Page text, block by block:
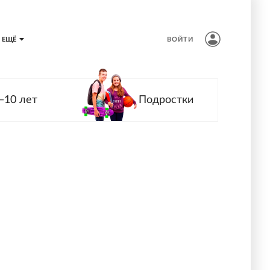
ЕЩЁ ВОЙТИ
лет Подростки